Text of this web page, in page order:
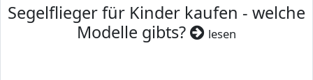
Segelflieger für Kinder kaufen - welche
Modelle gibts?
lesen